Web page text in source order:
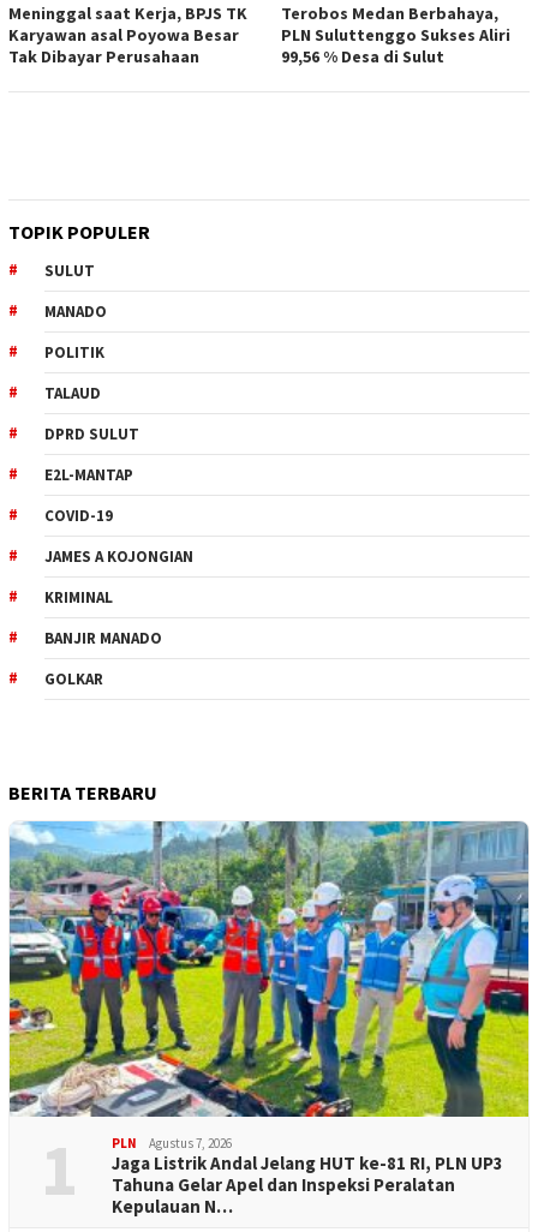
Meninggal saat Kerja, BPJS TK
Karyawan asal Poyowa Besar
Tak Dibayar Perusahaan
Terobos Medan Berbahaya,
PLN Suluttenggo Sukses Aliri
99,56 % Desa di Sulut
TOPIK POPULER
SULUT
MANADO
POLITIK
TALAUD
DPRD SULUT
E2L-MANTAP
COVID-19
JAMES A KOJONGIAN
KRIMINAL
BANJIR MANADO
GOLKAR
BERITA TERBARU
1 PLN Agustus 7, 2026
Jaga Listrik Andal Jelang HUT ke-81 RI, PLN UP3
Tahuna Gelar Apel dan Inspeksi Peralatan
Kepulauan N…